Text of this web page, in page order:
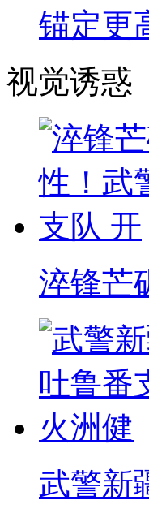
锚定更
视觉诱惑
淬锋芒
武警新